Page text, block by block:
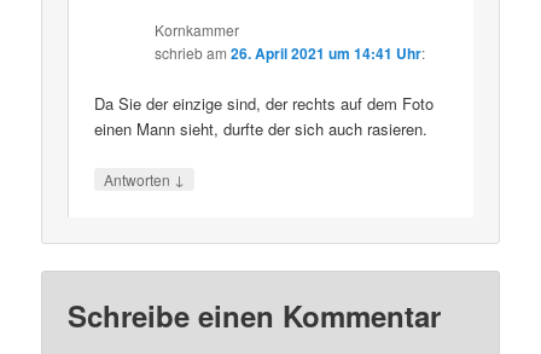
Kornkammer
schriebam26. April 2021 um 14:41 Uhr:
Da Sie der einzige sind, der rechts auf dem Foto
einen Mann sieht, durfte der sich auch rasieren.
Antworten ↓
Schreibe einen Kommentar